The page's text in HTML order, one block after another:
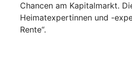
Chancen am Kapitalmarkt.
Heimatexpertinnen und -
Rente“.